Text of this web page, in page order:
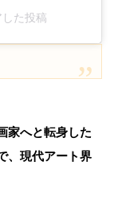
た投稿
家へと転身した
、現代アート界